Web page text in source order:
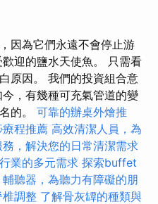
因為它們永遠不會停止游
迎的鹽水天使魚。 只需看
原因。 我們的投資組合意
，有幾種可充氣管道的變
的。 可靠的辦桌外燴推
程推薦 高效清潔人員，為
，解決您的日常清潔需求
業的多元需求 探索buffet
輔聽器，為聽力有障礙的朋
椎調整 了解骨灰罈的種類與